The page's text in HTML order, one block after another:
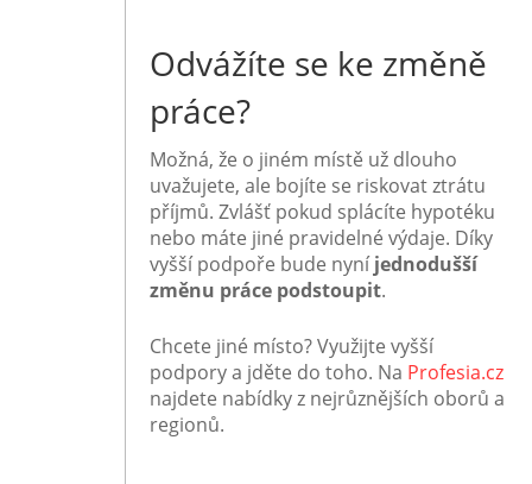
Odvážíte se ke změně
práce?
Možná, že o jiném místě už dlouho
uvažujete, ale bojíte se riskovat ztrátu
příjmů. Zvlášť pokud splácíte hypotéku
nebo máte jiné pravidelné výdaje. Díky
vyšší podpoře bude nyníjednodušší
změnu práce podstoupit.
Chcete jiné místo? Využijte vyšší
podpory a jděte do toho. Na Profesia.cz
najdete nabídky z nejrůznějších oborů a
regionů.